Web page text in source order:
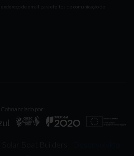
de email para efeitos de comunicação de
Cofinanciado por: